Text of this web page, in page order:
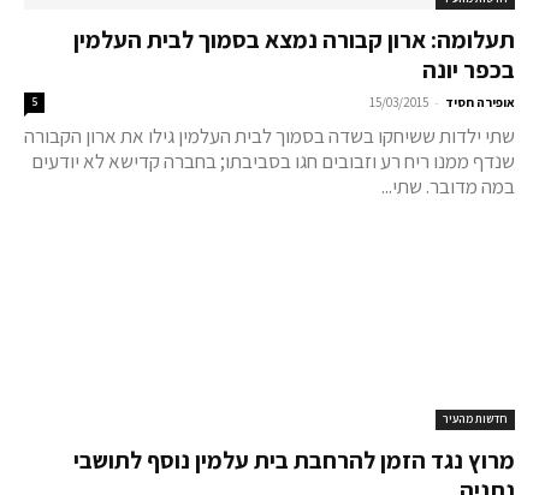
תעלומה: ארון קבורה נמצא בסמוך לבית העלמין
בכפר יונה
אופירה חסיד -
15/03/2015
5
שתי ילדות ששיחקו בשדה בסמוך לבית העלמין גילו את ארון הקבורה
שנדף ממנו ריח רע וזבובים חגו בסביבתו; בחברה קדישא לא יודעים
במה מדובר. שתי...
חדשות מהעיר
מרוץ נגד הזמן להרחבת בית עלמין נוסף לתושבי